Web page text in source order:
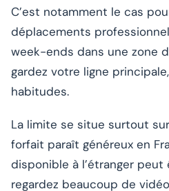
C’est notamment le cas
déplacements
week-ends dans une zone
gardez votre ligne
habitudes.
La limite se situe surtout
forfait paraît généreux en
disponible à l’étranger
regardez beaucoup de